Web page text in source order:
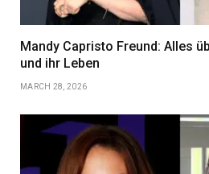
Mandy Capristo Freund: Alles
und ihr Leben
MARCH 28, 2026